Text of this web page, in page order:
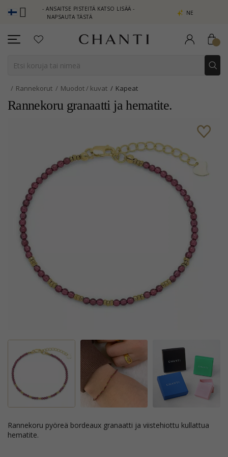
- ANSAITSE PISTEITÄ KATSO LISÄÄ -
NAPSAUTA TÄSTÄ
NEW COLLECTION | AURA
Rannekorut Muodot / kuvat Kapeat
Rannekoru granaatti ja hematite.
rannekoru pyöreä bordeaux granaatti ja viistehiottu kullattua
hematite.